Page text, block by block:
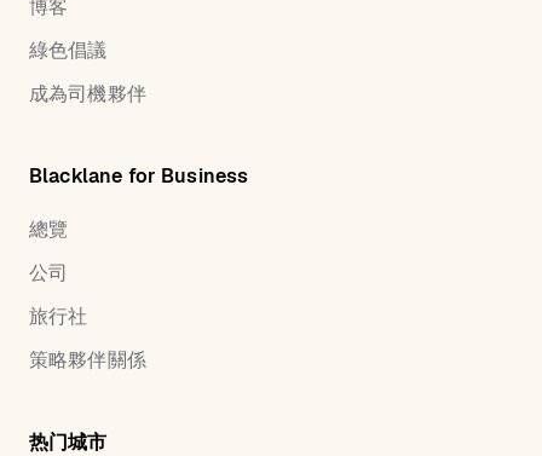
博客
綠色倡議
成為司機夥伴
Blacklane for Business
總覽
公司
旅行社
策略夥伴關係
热门城市